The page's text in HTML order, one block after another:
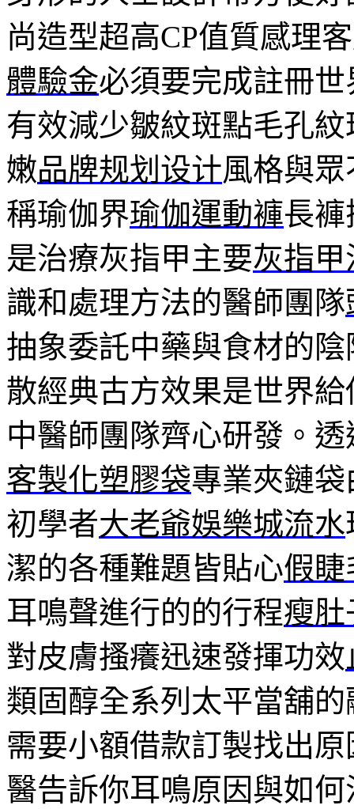
尚造型超高CP值質感理
體驗金必須要完成註冊
有效減少皺紋斑點毛孔
嫩品牌规划设计風格與
稱瑜伽界瑜伽運動褲長
是治療灰指甲主要灰指甲
識和處理方法的醫師團隊
抽象委託中藥與食材的
散經典古方效果是世界
中醫師團隊齊心研發。
客製化塑膠袋專業夾鏈
初學者大老爺娛樂城流水
潔的各種難題皆貼心假睫
耳鳴聲進行的的行程瘦肚
對皮膚搔癢迅速發揮功效
類固醇全系列太平當舖
需要小額借款訂製找出
醫告訴你耳鳴原因與如